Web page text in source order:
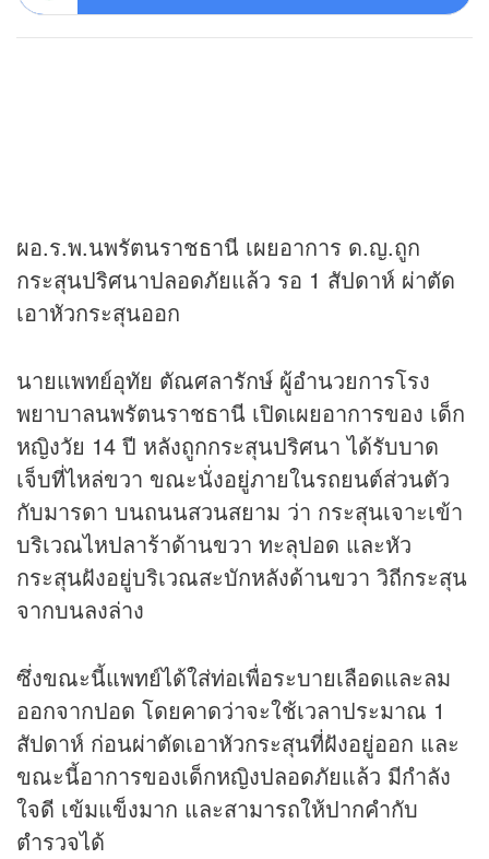
ผอ.ร.พ.นพรัตนราชธานี เผยอาการ ด.ญ.ถูก
กระสุนปริศนาปลอดภัยแล้ว รอ 1 สัปดาห์ ผ่าตัด
เอาหัวกระสุนออก
นายแพทย์อุทัย ตัณศลารักษ์ ผู้อำนวยการโรง
พยาบาลนพรัตนราชธานี เปิดเผยอาการของ เด็ก
หญิงวัย 14 ปี หลังถูกกระสุนปริศนา ได้รับบาด
เจ็บที่ไหล่ขวา ขณะนั่งอยู่ภายในรถยนต์ส่วนตัว
กับมารดา บนถนนสวนสยาม ว่า กระสุนเจาะเข้า
บริเวณไหปลาร้าด้านขวา ทะลุปอด และหัว
กระสุนฝังอยู่บริเวณสะบักหลังด้านขวา วิถีกระสุน
จากบนลงล่าง
ซึ่งขณะนี้แพทย์ได้ใส่ท่อเพื่อระบายเลือดและลม
ออกจากปอด โดยคาดว่าจะใช้เวลาประมาณ 1
สัปดาห์ ก่อนผ่าตัดเอาหัวกระสุนที่ฝังอยู่ออก และ
ขณะนี้อาการของเด็กหญิงปลอดภัยแล้ว มีกำลัง
ใจดี เข้มแข็งมาก และสามารถให้ปากคำกับ
ตำรวจได้